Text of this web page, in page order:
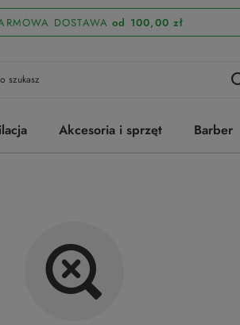
DOSTAWA od 100,00 zł
Akcesoria i sprzęt Barber